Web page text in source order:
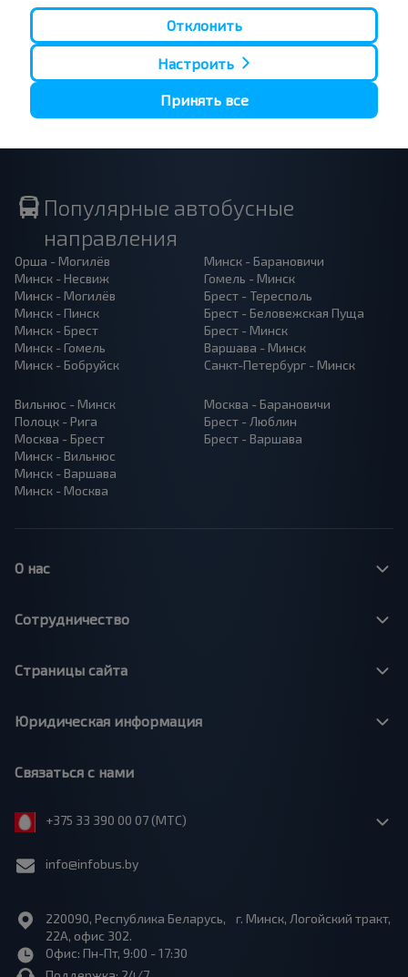
Подписаться
Популярные автобусные
направления
Орша - Могилёв
Минск - Несвиж
Минск - Могилёв
Минск - Пинск
Минск - Брест
Минск - Гомель
Минск - Бобруйск
Минск - Барановичи
Гомель - Минск
Брест - Тересполь
Брест - Беловежская Пуща
Брест - Минск
Варшава - Минск
Санкт-Петербург - Минск
Вильнюс - Минск
Полоцк - Рига
Москва - Брест
Минск - Вильнюс
Минск - Варшава
Минск - Москва
Москва - Барановичи
Брест - Люблин
Брест - Варшава
О нас
Сотрудничество
Страницы сайта
Юридическая информация
Связаться с нами
+375 33 390 00 07 (МТС)
info@infobus.by
220090, Республика Беларусь, г. Минск, Логойский тракт,
22А, офис 302.
Офис: Пн-Пт, 9:00 - 17:30
Отклонить
Настроить
Принять все